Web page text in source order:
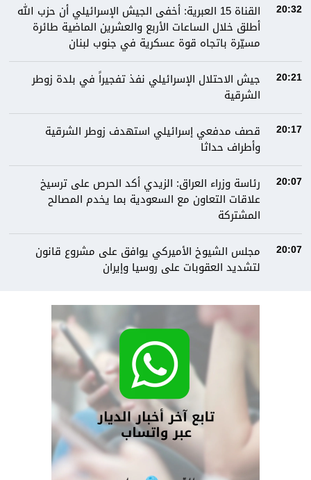
20:32
القناة 15 العبرية: أخفى الجيش الإسرائيلي أن حزب الله
أطلق خلال الساعات الأربع والعشرين الماضية طائرة
مسيّرة باتجاه قوة عسكرية في جنوب لبنان
20:21
جيش الاحتلال الإسرائيلي نفذ تفجيراً في بلدة زوطر
الشرقية
20:17
قصف مدفعي إسرائيلي استهدف زوطر الشرقية
وأطراف حداثا
20:07
رئاسة وزراء العراق: الزيدي أكد الحرص على ترسيخ
علاقات التعاون مع السعودية بما يخدم المصالح
المشتركة
20:07
مجلس الشيوخ الأميركي يوافق على مشروع قانون
لتشديد العقوبات على روسيا وإيران